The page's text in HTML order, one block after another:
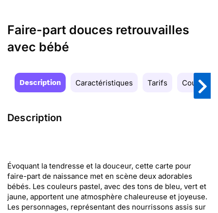
Faire-part douces retrouvailles
avec bébé
Description Caractéristiques Tarifs Couleurs
Description
Évoquant la tendresse et la douceur, cette carte pour
faire-part de naissance met en scène deux adorables
bébés. Les couleurs pastel, avec des tons de bleu, vert et
jaune, apportent une atmosphère chaleureuse et joyeuse.
Les personnages, représentant des nourrissons assis sur